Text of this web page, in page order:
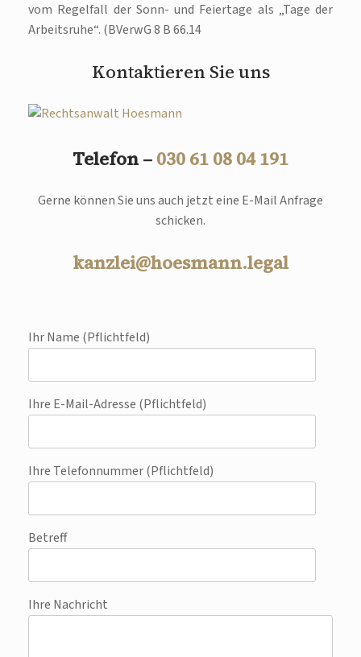
vom Regelfall der Sonn- und Feiertage als „Tage der
Arbeitsruhe“. (BVerwG 8 B 66.14
Kontaktieren Sie uns
Telefon – 030 61 08 04 191
Gerne können Sie uns auch jetzt eine E-Mail Anfrage
schicken.
kanzlei@hoesmann.legal
Ihr Name (Pflichtfeld)
Ihre E-Mail-Adresse (Pflichtfeld)
Ihre Telefonnummer (Pflichtfeld)
Betreff
Ihre Nachricht